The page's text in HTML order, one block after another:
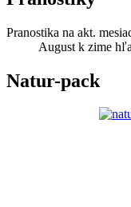
Pranostika na akt.
August k zime
Natur-pack